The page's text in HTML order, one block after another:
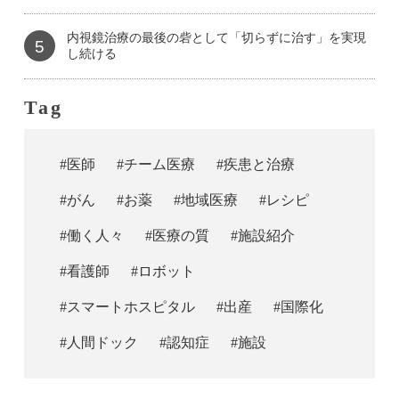
5
内視鏡治療の最後の砦として「切らずに治す」を実現
し続ける
Tag
#医師 #チーム医療 #疾患と治療
#がん #お薬 #地域医療 #レシピ
#働く人々 #医療の質 #施設紹介
#看護師 #ロボット
#スマートホスピタル #出産 #国際化
#人間ドック #認知症 #施設